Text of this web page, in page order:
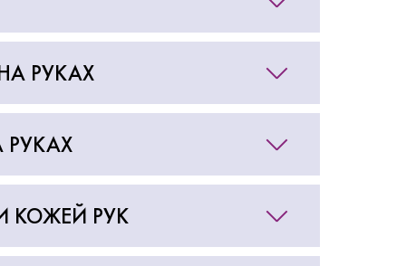
РУКАХ
РУКАХ
КОЖЕЙ РУК